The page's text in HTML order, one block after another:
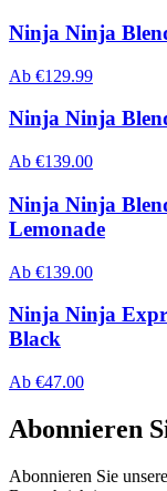
Ninja Ninja
Ab €129.99
Ninja Ninja
Ab €139.00
Ninja Ninja
Lemonade
Ab €139.00
Ninja Ninja
Black
Ab €47.00
Abonnieren
Abonnieren Sie